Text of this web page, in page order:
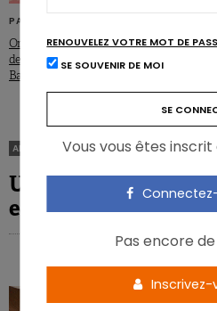
PATHOLOGIES
Orientations nutritionnelles en cas
de maladie cardiovasculaire – Pays-
Bas
ARTICLES
Un lien entre fast-
eczéma allergique?
RENOUVELEZ VOTRE MOT DE
SE SOUVENIR DE MOI
Vous vous êtes
Pas encore
Inscrivez-